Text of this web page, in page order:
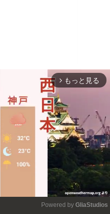
arrow_forward_ios もっと見る
Powered by GliaStudios